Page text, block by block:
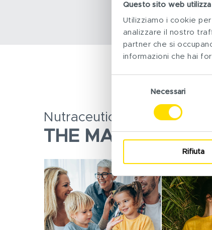
Questo sito web
Utilizziamo i cookie
analizzare il nostro
partner che si
informazioni che hai
Necessari
Rifiuta
Nutraceuticals,
THE MAIN AREAS